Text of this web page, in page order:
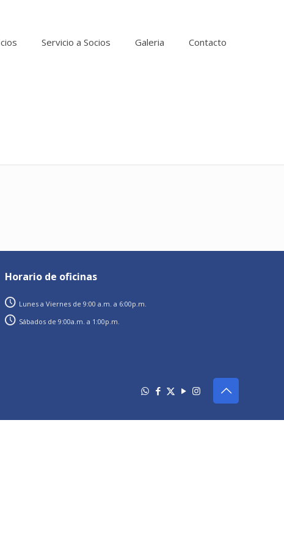
Servicio a Socios Galeria Contacto
Horario de oficinas
Lunes a Viernes de 9:00 a.m. a 6:00p.m.
Sábados de 9:00a.m. a 1:00p.m.